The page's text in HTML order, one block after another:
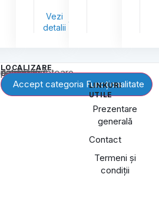
Vezi
detalii
LOCALIZARE
Acest conținut este blocat până când acceptați categoria corespunzătoare de cookie-uri.
Accept categoria Funcționalitate
LINKURI
UTILE
Prezentare
generală
Contact
Termeni și
condiții